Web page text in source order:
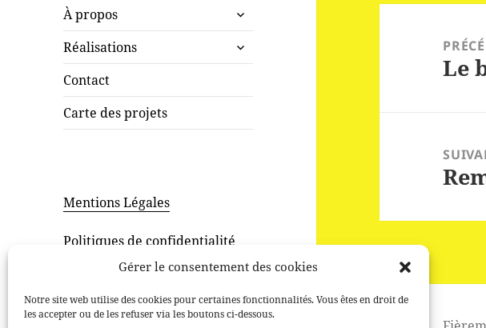
Gérer le consentement des cookies
Notre site web utilise des cookies pour certaines fonctionnalités. Vous êtes en droit de
les accepter ou de les refuser via les boutons ci-dessous.
À propos
ouvrir
le
sous-
menu
Réalisations
ouvrir
le
menu
Contact
Carte des projets
Mentions Légales
Politiques de confidentialité
Le